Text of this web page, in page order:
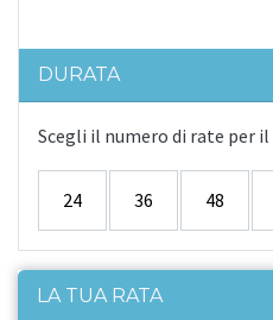
DURATA
Scegli il numero di rate per
24 36 48
LA TUA RATA